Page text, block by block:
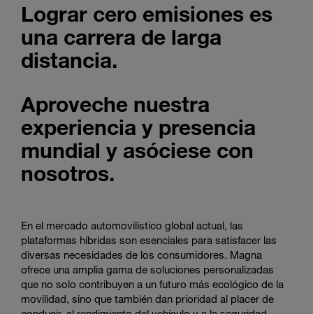
Enter
search
terms
Buscar
Lograr cero emisiones es
una carrera de larga
distancia.
Aproveche nuestra
experiencia y presencia
mundial y asóciese con
nosotros.
En el mercado automovilístico global actual, las
plataformas híbridas son esenciales para satisfacer las
diversas necesidades de los consumidores. Magna
ofrece una amplia gama de soluciones personalizadas
que no solo contribuyen a un futuro más ecológico de la
movilidad, sino que también dan prioridad al placer de